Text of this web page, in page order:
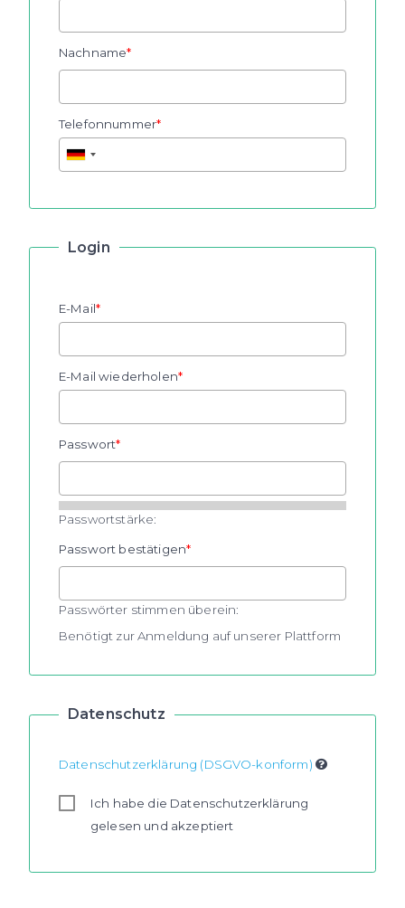
Nachname
Telefonnummer
Login
E-Mail
E-Mail wiederholen
Passwort
Passwortstärke:
Passwort bestätigen
Passwörter stimmen überein:
Benötigt zur Anmeldung auf unserer Plattform
Datenschutz
Datenschutzerklärung (DSGVO-konform)
Ich habe die Datenschutzerklärung
gelesen und akzeptiert